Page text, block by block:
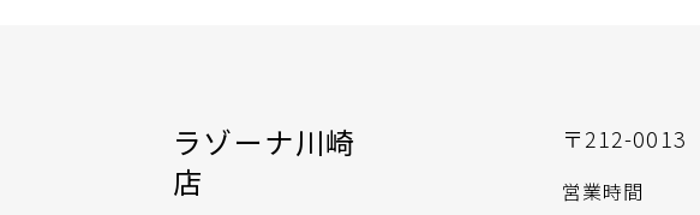
ラゾーナ川崎
店
〒212-0013
営業時間